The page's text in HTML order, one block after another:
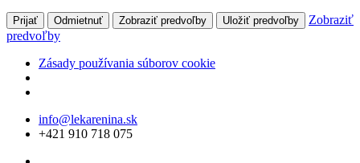
Prijať Odmietnuť Zobraziť predvoľby Uložiť predvoľby
Zobraziť
predvoľby
Zásady používania súborov cookie
Skip
info@lekarenina.sk
+421 910 718 075